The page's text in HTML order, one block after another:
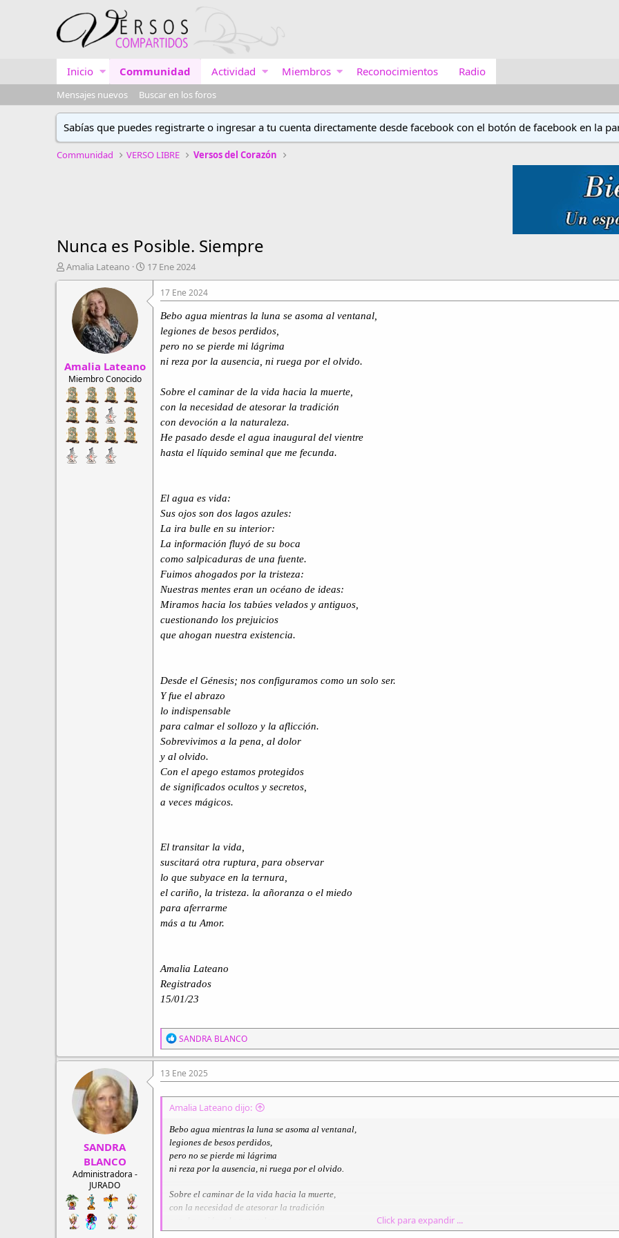
Inicio Communidad Actividad Miembros Reconocimientos Radio
Mensajes nuevos Buscar en los foros
Sabías que puedes registrarte o ingresar a tu cuenta directamente desde facebook con el botón de facebook en la
Communidad VERSO LIBRE Versos del Corazón
Nunca es Posible. Siempre
A
u
i
o
Amalia Lateano
F
e
h
17 Ene 2024
Amalia Lateano
Miembro Conocido
17 Ene 2024
Bebo agua mientras la luna se asoma al ventanal,
legiones de besos perdidos,
pero no se pierde mi lágrima
ni reza por la ausencia, ni ruega por el olvido.
Sobre el caminar de la vida hacia la muerte,
con la necesidad de atesorar la tradición
con devoción a la naturaleza.
He pasado desde el agua inaugural del vientre
hasta el líquido seminal que me fecunda.
El agua es vida:
Sus ojos son dos lagos azules:
La ira bulle en su interior:
La información fluyó de su boca
como salpicaduras de una fuente.
Fuimos ahogados por la tristeza:
Nuestras mentes eran un océano de ideas:
Miramos hacia los tabúes velados y antiguos,
cuestionando los prejuicios
que ahogan nuestra existencia.
Desde el Génesis; nos configuramos como un solo ser.
Y fue el abrazo
lo indispensable
para calmar el sollozo y la aflicción.
Sobrevivimos a la pena, al dolor
y al olvido.
Con el apego estamos protegidos
de significados ocultos y secretos,
a veces mágicos.
El transitar la vida,
suscitará otra ruptura, para observar
lo que subyace en la ternura,
el cariño, la tristeza. la añoranza o el miedo
para aferrarme
más a tu Amor.
Amalia Lateano
Registrados
15/01/23
R
e
a
c
c
o
n
e
:
SANDRA BLANCO
SANDRA
BLANCO
Administradora -
JURADO
13 Ene 2025
Amalia Lateano dijo:
Bebo agua mientras la luna se asoma al ventanal,
legiones de besos perdidos,
pero no se pierde mi lágrima
ni reza por la ausencia, ni ruega por el olvido.
Sobre el caminar de la vida hacia la muerte,
con la necesidad de atesorar la tradición
He pasado desde el agua inaugural del vientre
Click para expandir ...